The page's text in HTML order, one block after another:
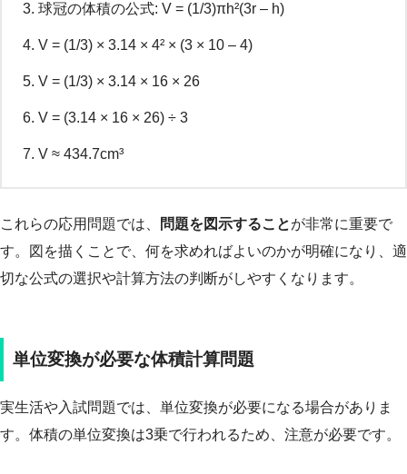
球冠の体積の公式: V = (1/3)πh²(3r – h)
V = (1/3) × 3.14 × 4² × (3 × 10 – 4)
V = (1/3) × 3.14 × 16 × 26
V = (3.14 × 16 × 26) ÷ 3
V ≈ 434.7cm³
これらの応用問題では、 問題を図示することが非常に重要で
す。図を描くことで、何を求めればよいのかが明確になり、適
切な公式の選択や計算方法の判断がしやすくなります。
単位変換が必要な体積計算問題
実生活や入試問題では、単位変換が必要になる場合がありま
す。体積の単位変換は3乗で行われるため、注意が必要です。